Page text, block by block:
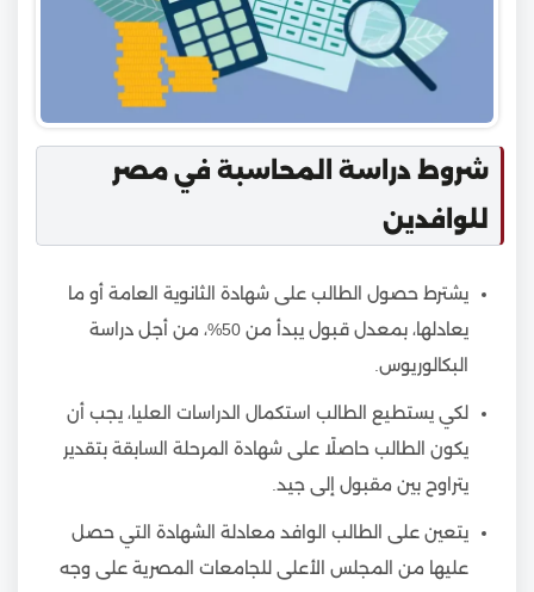
شروط دراسة المحاسبة في مصر
للوافدين
يشترط حصول الطالب على شهادة الثانوية العامة أو ما
يعادلها، بمعدل قبول يبدأ من 50%، من أجل دراسة
البكالوريوس.
لكي يستطيع الطالب استكمال الدراسات العليا، يجب أن
يكون الطالب حاصلًا على شهادة المرحلة السابقة بتقدير
يتراوح بين مقبول إلى جيد.
يتعين على الطالب الوافد معادلة الشهادة التي حصل
عليها من المجلس الأعلى للجامعات المصرية على وجه